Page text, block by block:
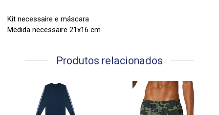
Kit necessaire e máscara
Medida necessaire 21x16 cm
Produtos relacionados